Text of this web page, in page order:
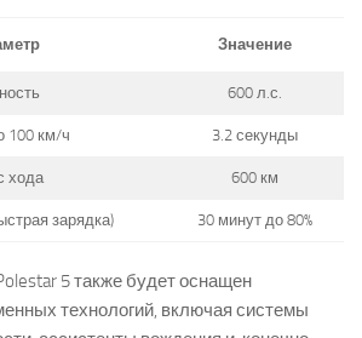
Значение
600 л.с.
100 км/ч 3.2 секунды
хода 600 км
зарядка) 30 минут до 80%
5 также будет оснащен
технологий, включая системы